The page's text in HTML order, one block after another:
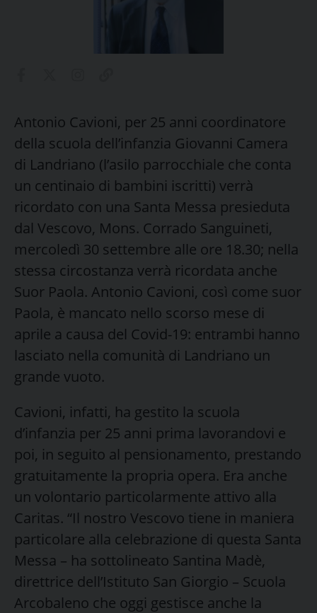
Antonio Cavioni, per 25 anni coordinatore
della scuola dell’infanzia Giovanni Camera
di Landriano (l’asilo parrocchiale che conta
un centinaio di bambini iscritti) verrà
ricordato con una Santa Messa presieduta
dal Vescovo, Mons. Corrado Sanguineti,
mercoledì 30 settembre alle ore 18.30; nella
stessa circostanza verrà ricordata anche
Suor Paola. Antonio Cavioni, così come suor
Paola, è mancato nello scorso mese di
aprile a causa del Covid-19: entrambi hanno
lasciato nella comunità di Landriano un
grande vuoto.
Cavioni, infatti, ha gestito la scuola
d’infanzia per 25 anni prima lavorandovi e
poi, in seguito al pensionamento, prestando
gratuitamente la propria opera. Era anche
un volontario particolarmente attivo alla
Caritas. “Il nostro Vescovo tiene in maniera
particolare alla celebrazione di questa Santa
Messa – ha sottolineato Santina Madè,
direttrice dell’Istituto San Giorgio – Scuola
Arcobaleno che oggi gestisce anche la